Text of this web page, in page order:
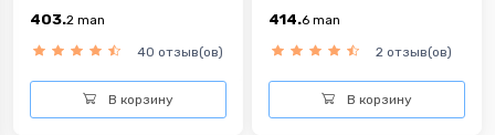
403.2 man
40 отзыв(ов)
В корзину
414.6 man
2 отзыв(ов)
В корзину